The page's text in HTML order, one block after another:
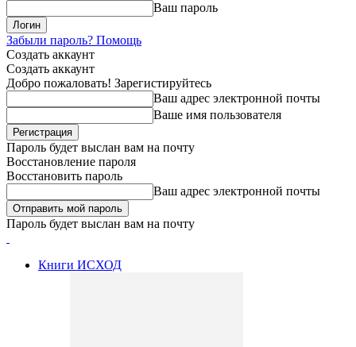
Ваш пароль
Забыли пароль? Помощь
Создать аккаунт
Создать аккаунт
Добро пожаловать! Зарегистируйтесь
Ваш адрес электронной почты
Ваше имя пользователя
Пароль будет выслан вам на почту
Восстановление пароля
Восстановить пароль
Ваш адрес электронной почты
Пароль будет выслан вам на почту
Книги ИСХОД